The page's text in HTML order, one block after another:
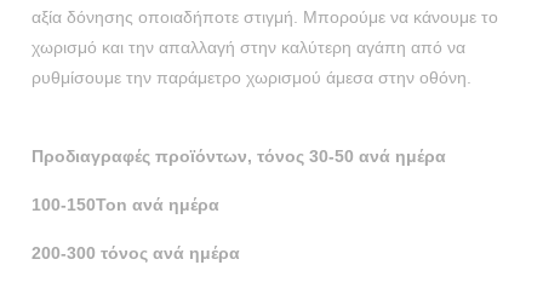
αξία δόνησης οποιαδήποτε στιγμή. Μπορούμε να κάνουμε το
χωρισμό και την απαλλαγή στην καλύτερη αγάπη από να
ρυθμίσουμε την παράμετρο χωρισμού άμεσα στην οθόνη.
Προδιαγραφές προϊόντων, τόνος 30-50 ανά ημέρα
100-150Ton ανά ημέρα
200-300 τόνος ανά ημέρα